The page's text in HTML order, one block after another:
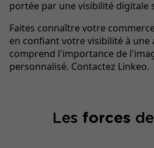
portée par une visibilité digitale
Faites connaître votre
en confiant votre visibilité à une
comprend l'importance de
personnalisé. Contactez Linkeo.
Les forces